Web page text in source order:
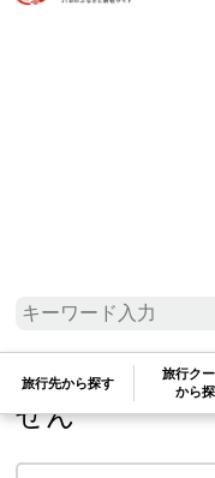
旅行先から探す
旅行ク
から
検索条件に一
せん